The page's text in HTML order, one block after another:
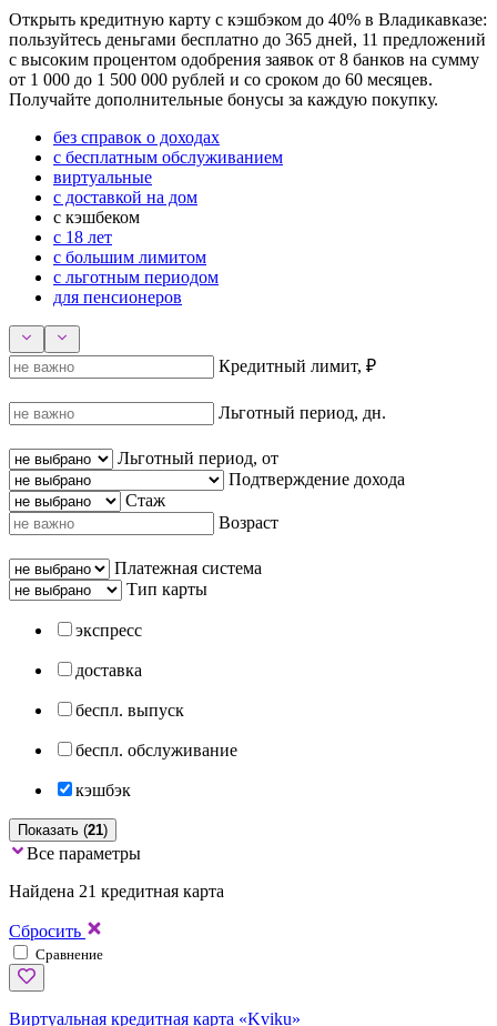
Открыть кредитную карту с кэшбэком до 40% в Владикавказе:
пользуйтесь деньгами бесплатно до 365 дней, 11 предложений
с высоким процентом одобрения заявок от 8 банков на сумму
от 1 000 до 1 500 000 рублей и со сроком до 60 месяцев.
Получайте дополнительные бонусы за каждую покупку.
без справок о доходах
с бесплатным обслуживанием
виртуальные
с доставкой на дом
с кэшбеком
с 18 лет
с большим лимитом
с льготным периодом
для пенсионеров
Кредитный лимит, ₽
Льготный период, дн.
Льготный период, от
Подтверждение дохода
Стаж
Возраст
Платежная система
Тип карты
экспресс
доставка
беспл. выпуск
беспл. обслуживание
кэшбэк
Показать (21)
Все параметры
Найдена 21 кредитная карта
Сбросить
Сравнение
Виртуальная кредитная карта «Kviku»